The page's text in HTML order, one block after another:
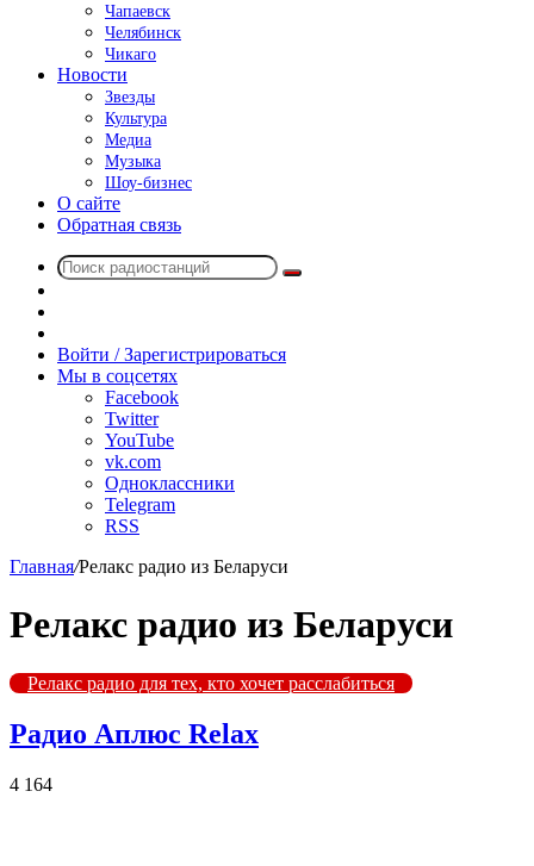
Чапаевск
Челябинск
Чикаго
Новости
Звезды
Культура
Медиа
Музыка
Шоу-бизнес
О сайте
Обратная связь
Поиск
радио
Войти / Зарегистрироваться
Мы в соцсетях
Facebook
Twitter
YouTube
vk.com
Одноклассники
Telegram
RSS
Главная/Релакс радио из Беларуси
Релакс радио из Беларуси
Релакс радио для тех, кто хочет расслабиться
Радио Аплюс Relax
4 164